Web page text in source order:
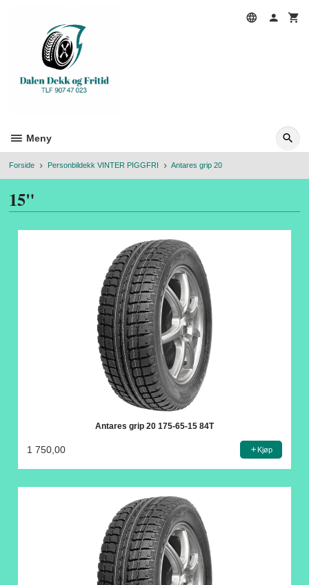
Meny
Forside Personbildekk VINTER PIGGFRI Antares grip 20
15"
Antares grip 20 175-65-15 84T
1 750,00 Kjøp